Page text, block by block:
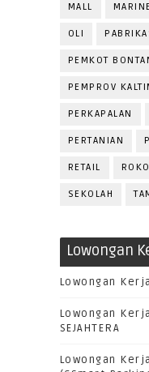
MALL MARINE
OLI
PEMKOT
PEMPROV
PERKAPALAN
PERTANIAN
RETAIL
SEKOLAH
Lowongan
Lowongan Kerja
Lowongan
SEJAHTERA
Lowongan